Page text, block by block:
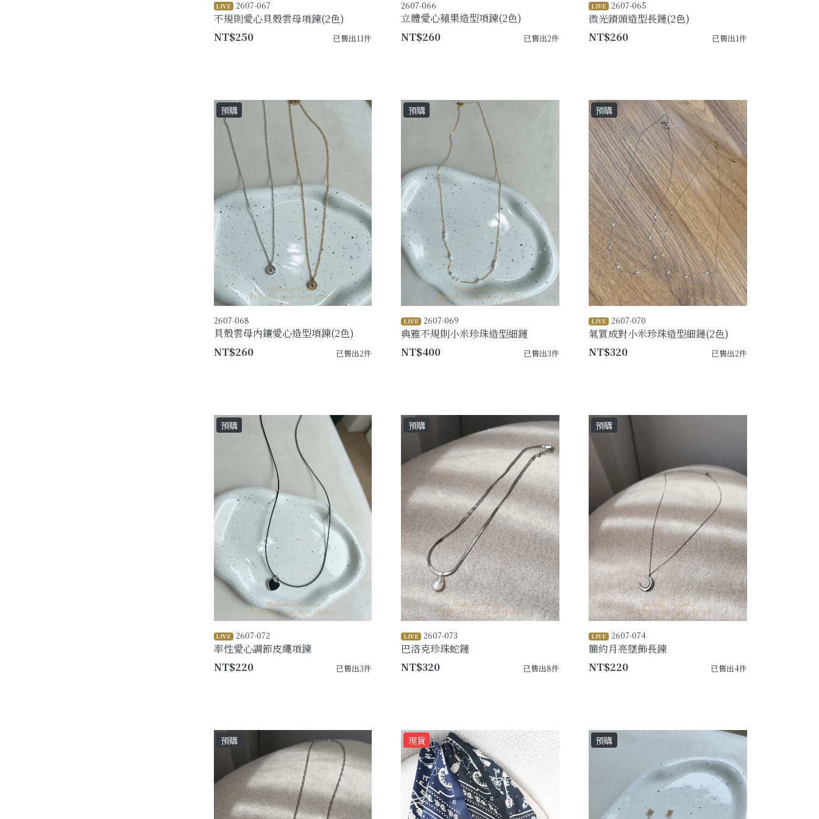
LIVE 2607-067
不規則愛心貝殼雲母項鍊(2色)
NT$250
已售出11件
2607-066
立體愛心蘋果造型項鍊(2色)
NT$260
已售出2件
LIVE 2607-065
微光鎖頭造型長鏈(2色)
NT$260
已售出1件
預購
2607-068
貝殼雲母內鑲愛心造型項鍊(2色)
NT$260
已售出2件
預購
LIVE 2607-069
典雅不規則小米珍珠造型細鏈
NT$400
已售出3件
預購
LIVE 2607-070
氣質成對小米珍珠造型細鏈(2色)
NT$320
已售出2件
預購
LIVE 2607-072
率性愛心調節皮繩項鍊
NT$220
已售出3件
預購
LIVE 2607-073
巴洛克珍珠蛇鏈
NT$320
已售出8件
預購
LIVE 2607-074
簡約月亮墜飾長鍊
NT$220
已售出4件
預購 現貨 預購